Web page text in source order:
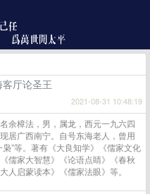
厅论圣王
2021-08-31 10:48:19
余樟法，男，属龙，西元一九六四
居广西南宁。自号东海老人，曾用
”等。著有《大良知学》《儒家文化
儒家大智慧》《论语点睛》《春秋
人启蒙读本》《儒家法眼》等。